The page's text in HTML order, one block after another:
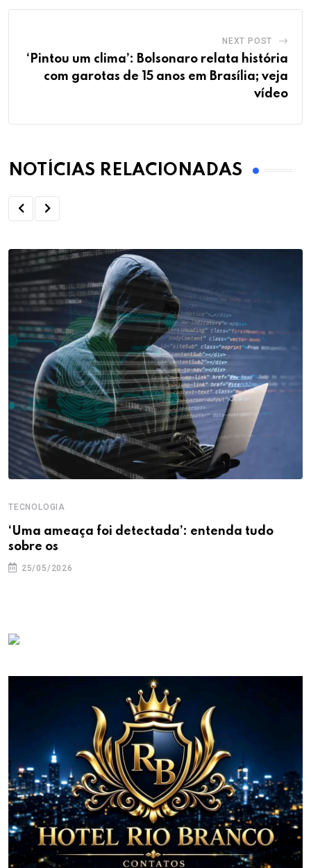
NEXT POST
‘Pintou um clima’: Bolsonaro relata história
com garotas de 15 anos em Brasília; veja
vídeo
NOTÍCIAS RELACIONADAS
TECNOLOGIA
‘Uma ameaça foi detectada’: entenda tudo
sobre os
25/05/2026